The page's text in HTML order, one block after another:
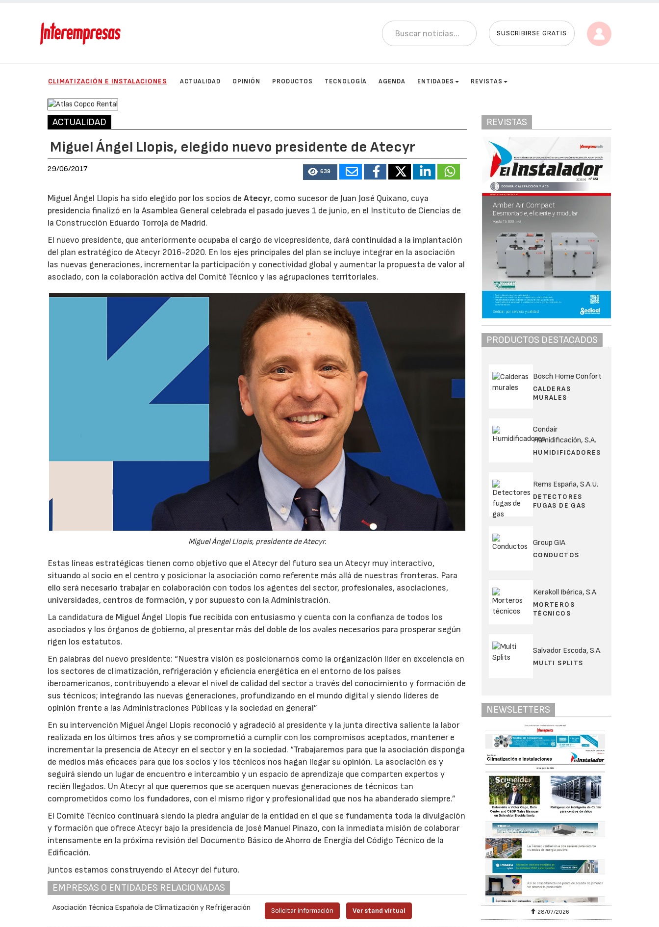
SUSCRIBIRSE GRATIS
CLIMATIZACIÓN E INSTALACIONES ACTUALIDAD OPINIÓN PRODUCTOS TECNOLOGÍA AGENDA ENTIDADES REVISTAS
ACTUALIDAD
Miguel Ángel Llopis, elegido nuevo presidente de Atecyr
29/06/2017 639
Miguel Ángel Llopis ha sido elegido por los socios deAtecyr, como sucesor de Juan José Quixano, cuya
presidencia finalizó en la Asamblea General celebrada el pasado jueves 1 de junio, en el Instituto de Ciencias de
la Construcción Eduardo Torroja de Madrid.
El nuevo presidente, que anteriormente ocupaba el cargo de vicepresidente, dará continuidad a la implantación
del plan estratégico de Atecyr 2016-2020. En los ejes principales del plan se incluye integrar en la asociación
las nuevas generaciones, incrementar la participación y conectividad global y aumentar la propuesta de valor al
asociado, con la colaboración activa del Comité Técnico y las agrupaciones territoriales.
Miguel Ángel Llopis, presidente de Atecyr.
Estas líneas estratégicas tienen como objetivo que el Atecyr del futuro sea un Atecyr muy interactivo,
situando al socio en el centro y posicionar la asociación como referente más allá de nuestras fronteras. Para
ello será necesario trabajar en colaboración con todos los agentes del sector, profesionales, asociaciones,
universidades, centros de formación, y por supuesto con la Administración.
La candidatura de Miguel Ángel Llopis fue recibida con entusiasmo y cuenta con la confianza de todos los
asociados y los órganos de gobierno, al presentar más del doble de los avales necesarios para prosperar según
rigen los estatutos.
En palabras del nuevo presidente: “Nuestra visión es posicionarnos como la organización líder en excelencia en
los sectores de climatización, refrigeración y eficiencia energética en el entorno de los países
iberoamericanos, contribuyendo a elevar el nivel de calidad del sector a través del conocimiento y formación de
sus técnicos; integrando las nuevas generaciones, profundizando en el mundo digital y siendo líderes de
opinión frente a las Administraciones Públicas y la sociedad en general”
En su intervención Miguel Ángel Llopis reconoció y agradeció al presidente y la junta directiva saliente la labor
realizada en los últimos tres años y se comprometió a cumplir con los compromisos aceptados, mantener e
incrementar la presencia de Atecyr en el sector y en la sociedad. “Trabajaremos para que la asociación disponga
de medios más eficaces para que los socios y los técnicos nos hagan llegar su opinión. La asociación es y
seguirá siendo un lugar de encuentro e intercambio y un espacio de aprendizaje que comparten expertos y
recién llegados. Un Atecyr al que queremos que se acerquen nuevas generaciones de técnicos tan
comprometidos como los fundadores, con el mismo rigor y profesionalidad que nos ha abanderado siempre.”
El Comité Técnico continuará siendo la piedra angular de la entidad en el que se fundamenta toda la divulgación
y formación que ofrece Atecyr bajo la presidencia de José Manuel Pinazo, con la inmediata misión de colaborar
intensamente en la próxima revisión del Documento Básico de Ahorro de Energía del Código Técnico de la
Edificación.
Juntos estamos construyendo el Atecyr del futuro.
EMPRESAS O ENTIDADES RELACIONADAS
Asociación Técnica Española de Climatización y Refrigeración Solicitar información Ver stand virtual
REVISTAS
PRODUCTOS DESTACADOS
Bosch Home Confort
CALDERAS
MURALES
Condair
Humidificación, S.A.
HUMIDIFICADORES
Rems España, S.A.U.
DETECTORES
FUGAS DE GAS
Group GIA
CONDUCTOS
Kerakoll Ibérica, S.A.
MORTEROS
TÉCNICOS
Salvador Escoda, S.A.
MULTI SPLITS
NEWSLETTERS
28/07/2026 28/07/2026